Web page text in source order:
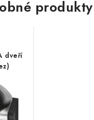
produkty
dveří